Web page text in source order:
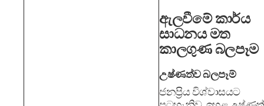
ඇලවීමේ කාර්ය
සාධනය මත
කාලගුණ බලපෑම
උෂ්ණත්ව බලපෑම්
ජනප්‍රිය විශ්වාසයට